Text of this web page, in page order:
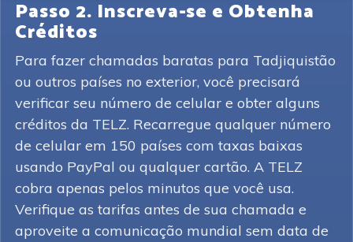
Passo 2. Inscreva-se e Obtenha
Créditos
Para fazer chamadas baratas para Tadjiquistão
ou outros países no exterior, você precisará
verificar seu número de celular e obter alguns
créditos da TELZ. Recarregue qualquer número
de celular em 150 países com taxas baixas
usando PayPal ou qualquer cartão. A TELZ
cobra apenas pelos minutos que você usa.
Verifique as tarifas antes de sua chamada e
aproveite a comunicação mundial sem data de